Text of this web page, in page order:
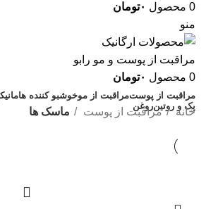
0 محصول ۰تومان
منو
0 محصول ۰تومان
مراقبت از پوستمراقبت از موخوشبو کننده ها
پک و روتینروغن خانه مراقبت از پوست ماسک ها